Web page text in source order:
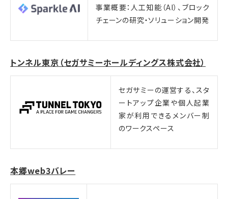
事業概要：人工知能（AI）、ブロック
チェーンの研究・ソリューション開発
トンネル東京（セガサミーホールディングス株式会社）
セガサミーの運営する、スタ
ートアップ企業や個人起業
家が利用できるメンバー制
のワークスペース
本郷web3バレー